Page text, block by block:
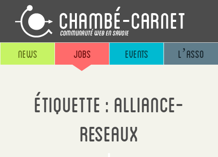
News Jobs Events L’asso
Étiquette : alliance-
reseaux